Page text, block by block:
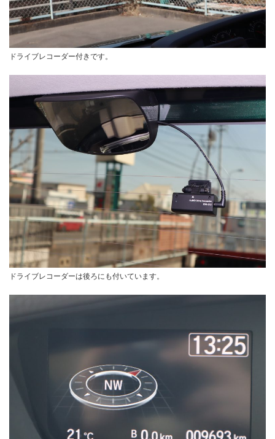
ドライブレコーダー付きです。
ドライブレコーダーは後ろにも付いています。